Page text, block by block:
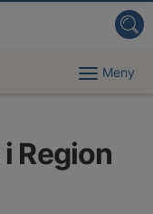
Meny
Region